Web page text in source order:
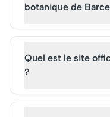
botanique de
Quel est le site
?